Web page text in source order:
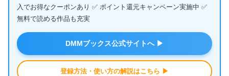
入でお得なクーポンあり ✅ ポイント還元キャンペーン実施中 ✅
無料で読める作品も充実
DMMブックス公式サイトへ ▶
登録方法・使い方の解説はこちら ▶